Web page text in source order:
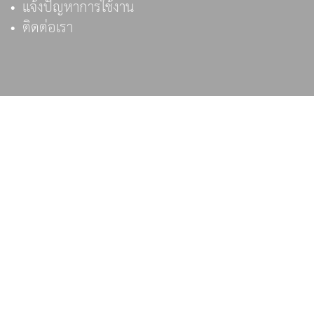
แจ้งปัญหาการใช้งาน
ติดต่อเรา